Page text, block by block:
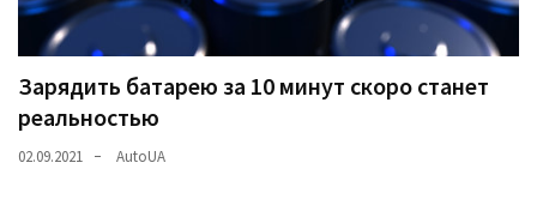
Зарядить батарею за 10 минут скоро станет
реальностью
02.09.2021 AutoUA